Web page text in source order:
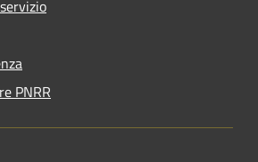
PNRR